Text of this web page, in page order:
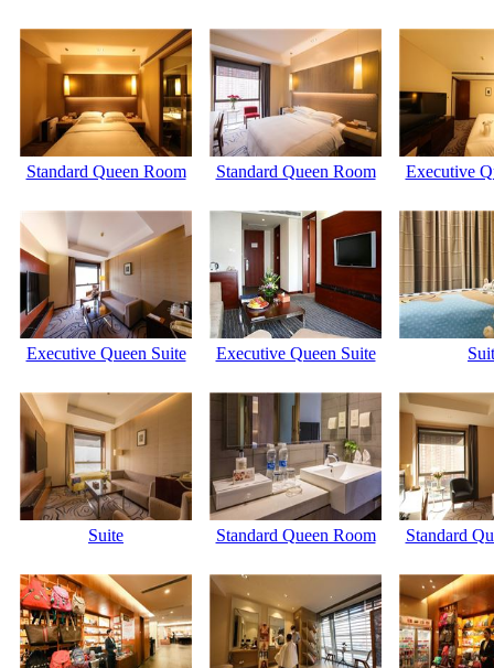
Standard Queen Room Standard Queen Room Executive
Executive Queen Suite Executive Queen Suite
Suite Standard Queen Room Standard